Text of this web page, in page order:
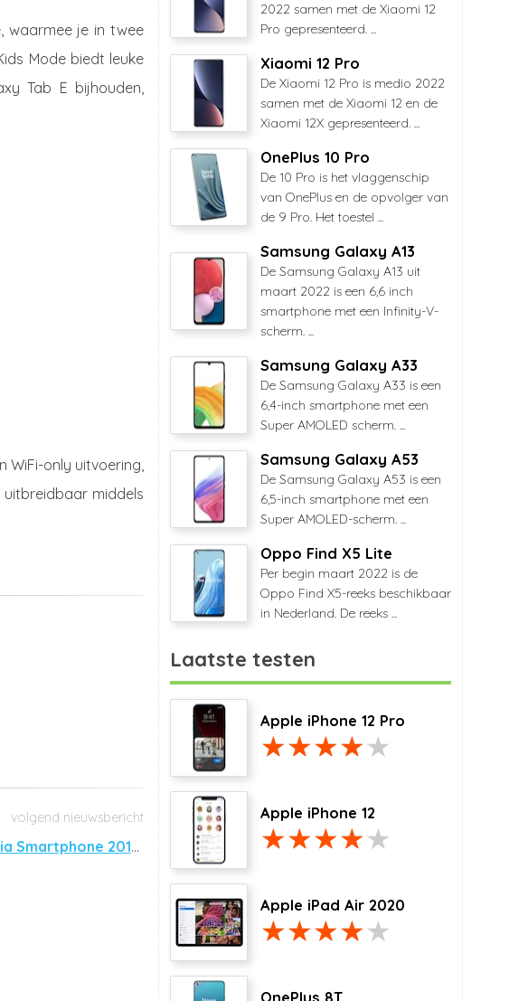
waarmee je in twee
Mode biedt leuke
Tab E bijhouden,
WiFi-only uitvoering,
middels
Sony Xperia Z3+: beste Multimedia Smartphone 2015-2016
2022 samen met de Xiaomi 12
Pro gepresenteerd. ...
Xiaomi 12 Pro
De Xiaomi 12 Pro is medio 2022
samen met de Xiaomi 12 en de
Xiaomi 12X gepresenteerd. ...
OnePlus 10 Pro
De 10 Pro is het vlaggenschip
van OnePlus en de opvolger van
de 9 Pro. Het toestel ...
Samsung Galaxy A13
De Samsung Galaxy A13 uit
maart 2022 is een 6,6 inch
smartphone met een Infinity-V-
scherm. ...
Samsung Galaxy A33
De Samsung Galaxy A33 is een
6,4-inch smartphone met een
Super AMOLED scherm. ...
Samsung Galaxy A53
De Samsung Galaxy A53 is een
6,5-inch smartphone met een
Super AMOLED-scherm. ...
Oppo Find X5 Lite
Per begin maart 2022 is de
Oppo Find X5-reeks beschikbaar
in Nederland. De reeks ...
Laatste testen
Apple iPhone 12 Pro
Apple iPhone 12
Apple iPad Air 2020
OnePlus 8T